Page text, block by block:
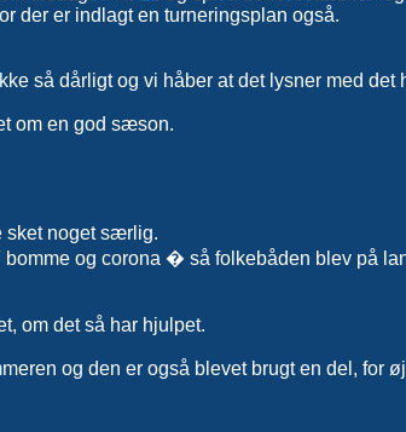
der er indlagt en turneringsplan også.
så dårligt og vi håber at det lysner med
om en god sæson.
sket noget særlig.
og corona � så folkebåden blev på
om det så har hjulpet.
og den er også blevet brugt en del, for